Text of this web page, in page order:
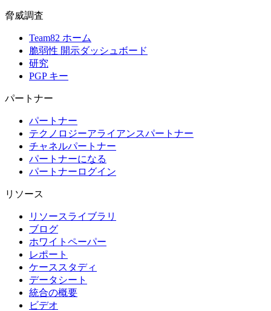
脅威調査
Team82 ホーム
脆弱性 開示ダッシュボード
研究
PGP キー
パートナー
パートナー
テクノロジーアライアンスパートナー
チャネルパートナー
パートナーになる
パートナーログイン
リソース
リソースライブラリ
ブログ
ホワイトペーパー
レポート
ケーススタディ
データシート
統合の概要
ビデオ